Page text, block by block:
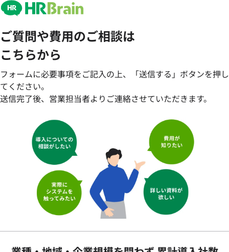
ご質問や費用のご相談は
こちらから
フォームに必要事項をご記入の上、「送信する」ボタンを押し
てください。
送信完了後、営業担当者よりご連絡させていただきます。